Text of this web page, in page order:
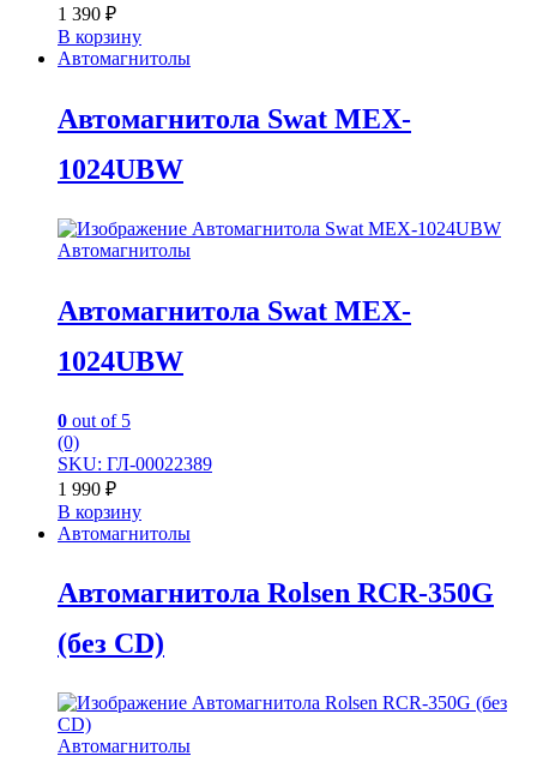
1 390 ₽
В корзину
Автомагнитолы
Автомагнитола Swat MEX-
1024UBW
Автомагнитолы
Автомагнитола Swat MEX-
1024UBW
0 out of 5
(0)
SKU: ГЛ-00022389
1 990 ₽
В корзину
Автомагнитолы
Автомагнитола Rolsen RCR-350G
(без CD)
Автомагнитолы